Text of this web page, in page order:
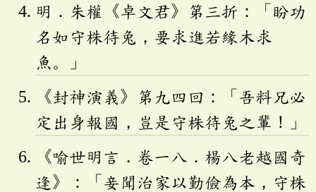
明．朱權《卓文君》第三折：「盼功
名如守株待兔，要求進若緣木求
魚。」
《封神演義》第九四回：「吾料兄必
定出身報國，豈是守株待兔之輩！」
《喻世明言．卷一八．楊八老越國奇
逢》：「妾聞治家以勤儉為本，守株